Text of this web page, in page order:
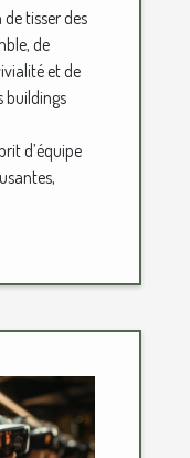
tisser des
de
et de
buildings
d’équipe